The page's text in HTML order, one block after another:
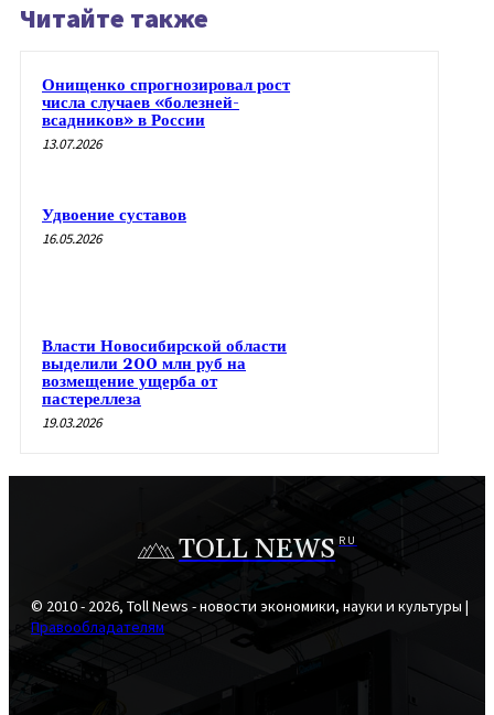
Читайте также
Онищенко спрогнозировал рост
числа случаев «болезней-
всадников» в России
13.07.2026
Удвоение суставов
16.05.2026
Власти Новосибирской области
выделили 200 млн руб на
возмещение ущерба от
пастереллеза
19.03.2026
TOLL NEWS RU
© 2010 - 2026, Toll News - новости экономики, науки и культуры |
Правообладателям